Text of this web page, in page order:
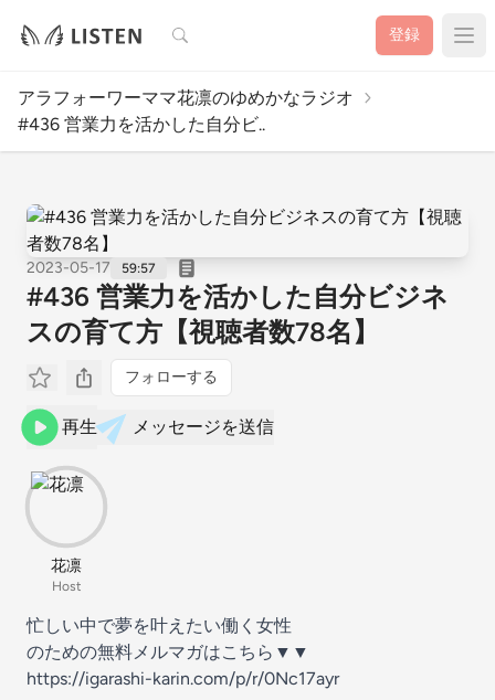
検索 登録
アラフォーワーママ花凛のゆめかなラジオ
#436 営業力を活かした自分ビ..
2023-05-17 59:57
#436 営業力を活かした自分ビジネ
スの育て方【視聴者数78名】
フォローする
再生 メッセージを送信
花凛
Host
忙しい中で夢を叶えたい働く女性
のための無料メルマガはこちら▼▼
https://igarashi-karin.com/p/r/0Nc17ayr